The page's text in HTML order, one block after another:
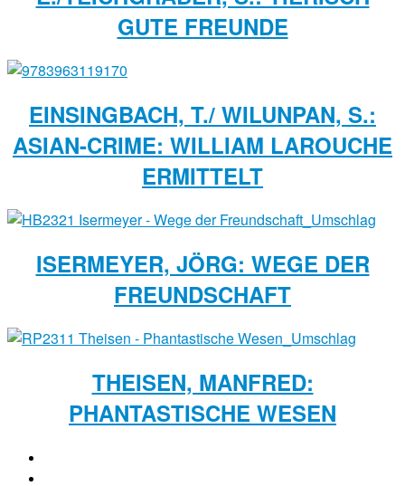
GUTE FREUNDE
EINSINGBACH, T./ WILUNPAN, S.:
ASIAN-CRIME: WILLIAM LAROUCHE
ERMITTELT
ISERMEYER, JÖRG: WEGE DER
FREUNDSCHAFT
THEISEN, MANFRED:
PHANTASTISCHE WESEN